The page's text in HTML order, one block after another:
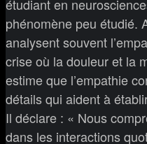
étudiant en
phénomène peu étudié.
analysent souvent
crise où la douleur et la
estime que l’empathie
détails qui aident à
Il déclare : « Nous
dans les interactions